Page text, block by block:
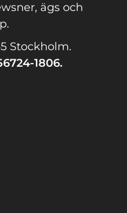
ägs och
Stockholm.
1806.